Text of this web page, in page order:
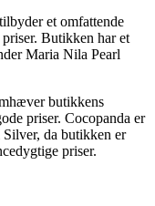
et omfattende
Butikken har et
Maria Nila Pearl
butikkens
priser. Cocopanda er
da butikken er
priser.